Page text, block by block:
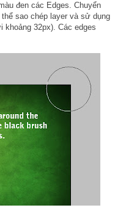
đen các Edges. Chuyển
sao chép layer và sử dụng
khoảng 32px). Các edges